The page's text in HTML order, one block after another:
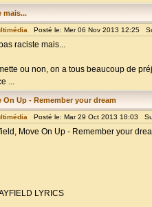
mais...
Posté le: Mer 06 Nov 2013 12:25
raciste mais...
ou non, on a tous beaucoup de
...
Up - Remember your dream
Posté le: Mar 29 Oct 2013 18:03
Move On Up - Remember your
LYRICS